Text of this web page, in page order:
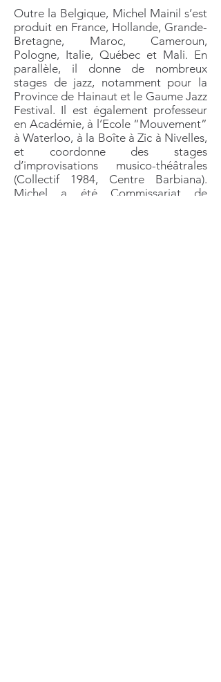
Outre la Belgique, Michel Mainil s’est
produit en France, Hollande, Grande-
Bretagne, Maroc, Cameroun,
Pologne, Italie, Québec et Mali. En
parallèle, il donne de nombreux
stages de jazz, notamment pour la
Province de Hainaut et le Gaume Jazz
Festival. Il est également professeur
en Académie, à l’Ecole “Mouvement”
à Waterloo, à la Boîte à Zic à Nivelles,
et coordonne des stages
d’improvisations musico-théâtrales
(Collectif 1984, Centre Barbiana).
Michel a été Commissariat de